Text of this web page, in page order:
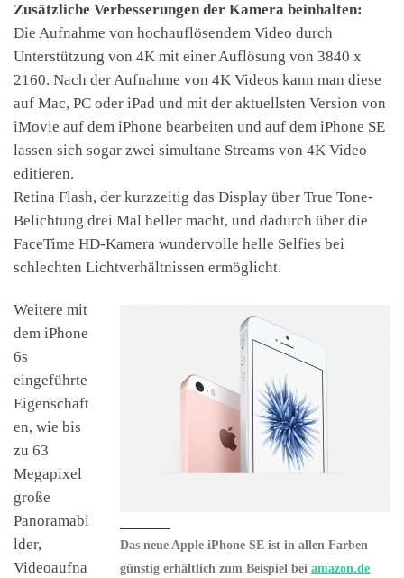
Zusätzliche Verbesserungen der Kamera beinhalten:
Die Aufnahme von hochauflösendem Video durch
Unterstützung von 4K mit einer Auflösung von 3840 x
2160. Nach der Aufnahme von 4K Videos kann man diese
auf Mac, PC oder iPad und mit der aktuellsten Version von
iMovie auf dem iPhone bearbeiten und auf dem iPhone SE
lassen sich sogar zwei simultane Streams von 4K Video
editieren.
Retina Flash, der kurzzeitig das Display über True Tone-
Belichtung drei Mal heller macht, und dadurch über die
FaceTime HD-Kamera wundervolle helle Selfies bei
schlechten Lichtverhältnissen ermöglicht.
Das neue Apple iPhone SE ist in allen Farben
günstig erhältlich zum Beispiel bei amazon.de
Weitere mit
dem iPhone
6s
eingeführte
Eigenschaft
en, wie bis
zu 63
Megapixel
große
Panoramabi
lder,
Videoaufna